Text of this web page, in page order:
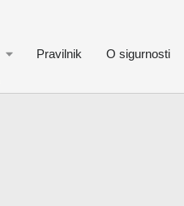
Pravilnik O sigurnosti